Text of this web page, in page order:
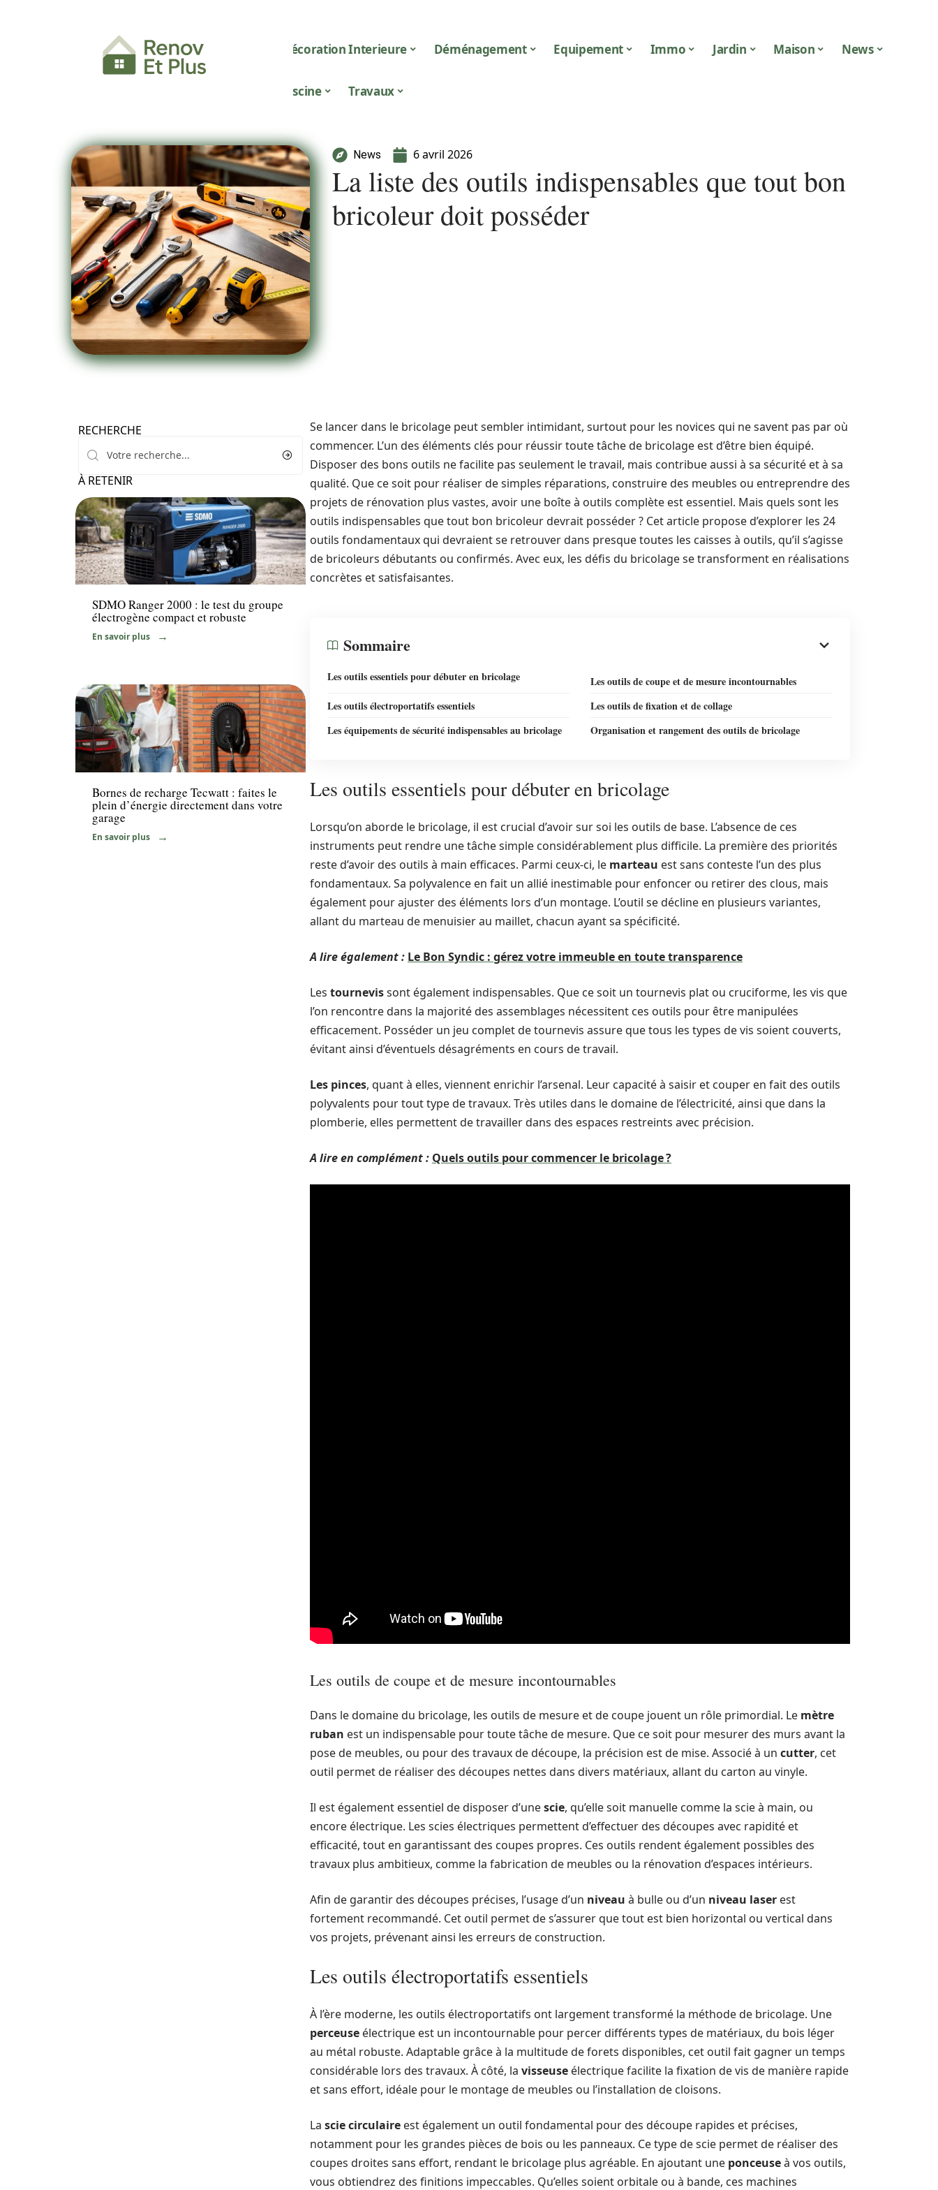
Décoration Interieure Déménagement Equipement Immo Jardin Maison News
Piscine Travaux
News 6 avril 2026
La liste des outils indispensables que tout bon
bricoleur doit posséder
RECHERCHE
À RETENIR
Equipement
SDMO Ranger 2000 : le test du groupe
électrogène compact et robuste
En savoir plus
Equipement
Bornes de recharge Tecwatt : faites le
plein d’énergie directement dans votre
garage
En savoir plus
Se lancer dans le bricolage peut sembler intimidant, surtout pour les novices qui ne savent pas par où
commencer. L’un des éléments clés pour réussir toute tâche de bricolage est d’être bien équipé.
Disposer des bons outils ne facilite pas seulement le travail, mais contribue aussi à sa sécurité et à sa
qualité. Que ce soit pour réaliser de simples réparations, construire des meubles ou entreprendre des
projets de rénovation plus vastes, avoir une boîte à outils complète est essentiel. Mais quels sont les
outils indispensables que tout bon bricoleur devrait posséder ? Cet article propose d’explorer les 24
outils fondamentaux qui devraient se retrouver dans presque toutes les caisses à outils, qu’il s’agisse
de bricoleurs débutants ou confirmés. Avec eux, les défis du bricolage se transforment en réalisations
concrètes et satisfaisantes.
Sommaire
Les outils essentiels pour débuter en bricolage
Les outils de coupe et de mesure incontournables
Les outils électroportatifs essentiels
Les outils de fixation et de collage
Les équipements de sécurité indispensables au bricolage
Organisation et rangement des outils de bricolage
Les outils essentiels pour débuter en bricolage
Lorsqu’on aborde le bricolage, il est crucial d’avoir sur soi les outils de base. L’absence de ces
instruments peut rendre une tâche simple considérablement plus difficile. La première des priorités
reste d’avoir des outils à main efficaces. Parmi ceux-ci, le marteau est sans conteste l’un des plus
fondamentaux. Sa polyvalence en fait un allié inestimable pour enfoncer ou retirer des clous, mais
également pour ajuster des éléments lors d’un montage. L’outil se décline en plusieurs variantes,
allant du marteau de menuisier au maillet, chacun ayant sa spécificité.
A lire également : Le Bon Syndic : gérez votre immeuble en toute transparence
Les tournevissont également indispensables. Que ce soit un tournevis plat ou cruciforme, les vis que
l’on rencontre dans la majorité des assemblages nécessitent ces outils pour être manipulées
efficacement. Posséder un jeu complet de tournevis assure que tous les types de vis soient couverts,
évitant ainsi d’éventuels désagréments en cours de travail.
Les pinces, quant à elles, viennent enrichir l’arsenal. Leur capacité à saisir et couper en fait des outils
polyvalents pour tout type de travaux. Très utiles dans le domaine de l’électricité, ainsi que dans la
plomberie, elles permettent de travailler dans des espaces restreints avec précision.
A lire en complément : Quels outils pour commencer le bricolage ?
Les outils de coupe et de mesure incontournables
Dans le domaine du bricolage, les outils de mesure et de coupe jouent un rôle primordial. Le mètre
ruban est un indispensable pour toute tâche de mesure. Que ce soit pour mesurer des murs avant la
pose de meubles, ou pour des travaux de découpe, la précision est de mise. Associé à un cutter, cet
outil permet de réaliser des découpes nettes dans divers matériaux, allant du carton au vinyle.
Il est également essentiel de disposer d’unescie, qu’elle soit manuelle comme la scie à main, ou
encore électrique. Les scies électriques permettent d’effectuer des découpes avec rapidité et
efficacité, tout en garantissant des coupes propres. Ces outils rendent également possibles des
travaux plus ambitieux, comme la fabrication de meubles ou la rénovation d’espaces intérieurs.
Afin de garantir des découpes précises, l’usage d’un niveau à bulle ou d’un niveau laser est
fortement recommandé. Cet outil permet de s’assurer que tout est bien horizontal ou vertical dans
vos projets, prévenant ainsi les erreurs de construction.
Les outils électroportatifs essentiels
À l’ère moderne, les outils électroportatifs ont largement transformé la méthode de bricolage. Une
perceuse électrique est un incontournable pour percer différents types de matériaux, du bois léger
au métal robuste. Adaptable grâce à la multitude de forets disponibles, cet outil fait gagner un temps
considérable lors des travaux. À côté, la visseuse électrique facilite la fixation de vis de manière rapide
et sans effort, idéale pour le montage de meubles ou l’installation de cloisons.
La scie circulaire est également un outil fondamental pour des découpe rapides et précises,
notamment pour les grandes pièces de bois ou les panneaux. Ce type de scie permet de réaliser des
coupes droites sans effort, rendant le bricolage plus agréable. En ajoutant une ponceuseà vos outils,
vous obtiendrez des finitions impeccables. Qu’elles soient orbitale ou à bande, ces machines